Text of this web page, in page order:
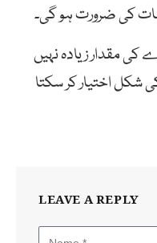
کی ضرورت ہو گی۔
کی مقدار زیادہ نہیں
اختیار کر سکتا
LEAVE A REPLY